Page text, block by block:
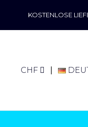
KOSTENLOSE
CHF